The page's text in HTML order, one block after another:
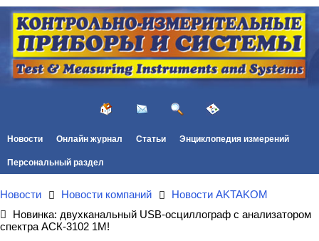
Новости Онлайн журнал Статьи Энциклопедия измерений
Персональный раздел
Новости Новости компаний
Новости AKTAKOM
Новинка: двухканальный USB-осциллограф с анализатором
спектра АСК-3102 1М!